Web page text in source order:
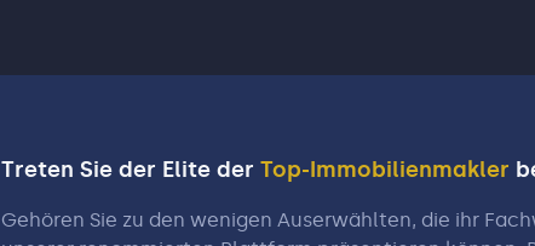
Treten Sie der Elite der Top-Immobilienmakler
Gehören Sie zu den wenigen Auserwählten, die ihr